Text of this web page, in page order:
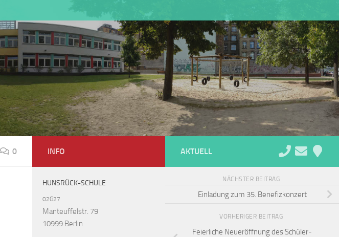
0 AKTUELL
NÄCHSTER BEITRAG
Einladung zum 35. Benefizkonzert
VORHERIGER BEITRAG
Feierliche Neueröffnung des Schüler-
INFO
HUNSRÜCK-SCHULE
02G27
Manteuffelstr. 79
10999 Berlin